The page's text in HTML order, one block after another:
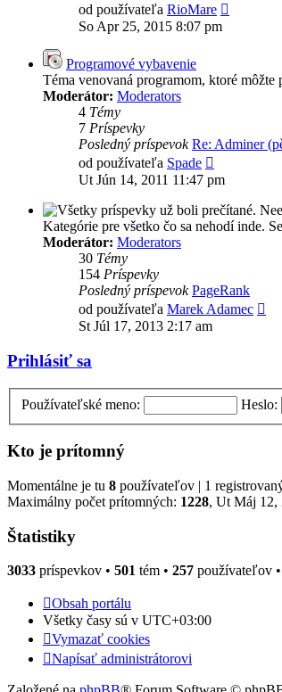
od používateľa RioMare
So Apr 25, 2015 8:07 pm
Programové vybavenie
Téma venovaná programom, ktoré
Moderátor: Moderators
4 Témy
7 Príspevky
Posledný príspevok Re: Adminer
od používateľa Spade
posledný
Ut Jún 14, 2011 11:47 pm
Kategórie pre všetko čo sa nehodí inde.
Moderátor: Moderators
30 Témy
154 Príspevky
Posledný príspevok PageRank
od používateľa Marek Adamec
St Júl 17, 2013 2:17 am
Prihlásiť sa
Používateľské meno: Heslo:
Kto je prítomný
Momentálne je tu 8 používateľov | 1
Maximálny počet prítomných: 1228, Ut Máj 12,
Štatistiky
3033 príspevkov • 501 tém • 257 používateľov
Obsah portálu
Všetky časy sú v UTC+03:00
Vymazať cookies
Napísať administrátorovi